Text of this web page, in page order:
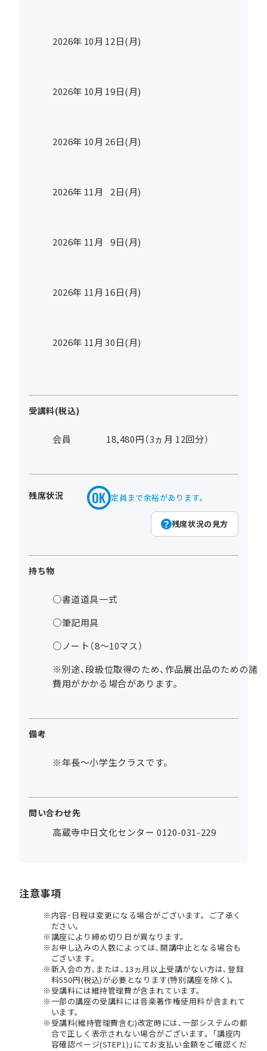
2026年 10月 12日(月)
2026年 10月 19日(月)
2026年 10月 26日(月)
2026年 11月 2日(月)
2026年 11月 9日(月)
2026年 11月 16日(月)
2026年 11月 30日(月)
受講料(税込)
会員 18,480円（3ヵ月 12回分）
残席状況 定員まで余裕があります。
残席状況の見方
持ち物
○書道道具一式
○筆記用具
○ノート（8～10マス）
※別途、段級位取得のため、作品展出品のための諸
費用がかかる場合があります。
備考
※年長～小学生クラスです。
問い合わせ先
高蔵寺中日文化センター 0120-031-229
注意事項
内容･日程は変更になる場合がございます。ご了承く
ださい。
講座により締め切り日が異なります。
お申し込みの人数によっては､開講中止となる場合も
ございます。
新入会の方､または､13ヵ月以上受講がない方は､登録
料550円(税込)が必要となります(特別講座を除く)。
受講料には維持管理費が含まれています。
一部の講座の受講料には音楽著作権使用料が含まれて
います。
受講料(維持管理費含む)改定時には､一部システムの都
合で正しく表示されない場合がございます。｢講座内
容確認ページ(STEP1)｣にてお支払い金額をご確認くだ